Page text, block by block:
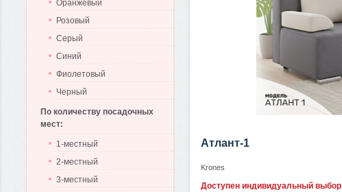
Атлант-1
Krones
Доступен индивидуальный выбор
Оранжевый
Розовый
Серый
Синий
Фиолетовый
Черный
По количеству посадочных
мест:
1-местный
2-местный
3-местный